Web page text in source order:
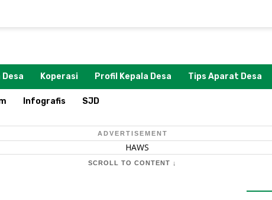
Koperasi Profil Kepala Desa Tips Aparat Desa
Infografis SJD
ADVERTISEMENT
SCROLL TO CONTENT ↓